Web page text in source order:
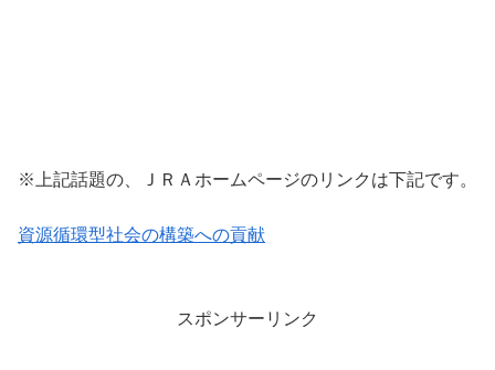
※上記話題の、ＪＲＡホームページのリンクは下記です。
資源循環型社会の構築への貢献
スポンサーリンク